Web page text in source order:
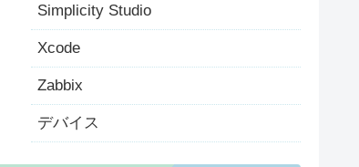
Simplicity Studio
Xcode
Zabbix
デバイス